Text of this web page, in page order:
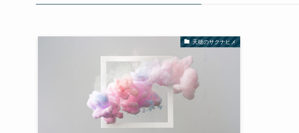
天穂のサクナヒメ